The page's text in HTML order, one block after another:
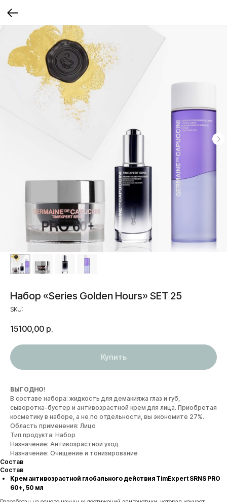
Набор «Series Golden Hours» SET 25
SKU:
15100,00 р.
Купить
ВЫГОДНО!
В составе набора: жидкость для демакияжа глаз и губ,
сыворотка-бустер и антивозрастной крем для лица. Приобретая
косметику в наборе, а не по отдельности, вы экономите 27%.
Область применения: Лицо
Тип продукта: Набор
Назначение: Антивозрастной уход
Назначение: Очищение и тонизирование
Состав
Состав
Крем антивозрастной глобального действия TimExpert SRNS PRO
60+, 50 мл